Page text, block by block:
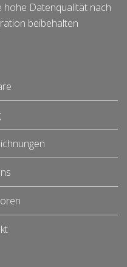
hohe Datenqualität nach
beibehalten